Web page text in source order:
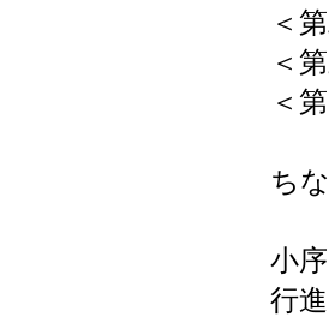
＜
＜
＜
ち
小
行